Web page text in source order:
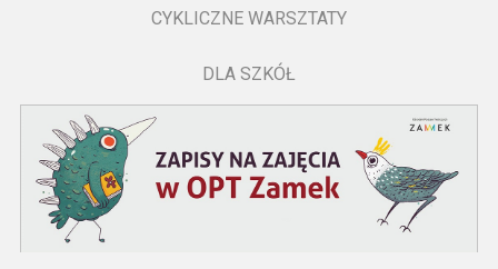
CYKLICZNE WARSZTATY
DLA SZKÓŁ